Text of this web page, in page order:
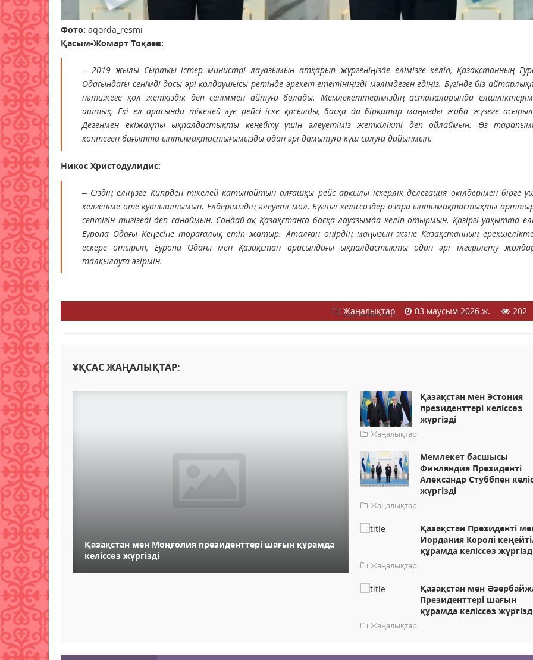
Фото: aqorda_resmi
Қасым-Жомарт Тоқаев:
– 2019 жылы Сыртқы істер министрі лауазымын атқарып жүргеніңізде елімізге келіп, Қазақстанның
Одағындағы сенімді досы әрі қолдаушысы ретінде әрекет ететініңізді мәлімдеген едіңіз. Бүгінде біз
нәтижеге қол жеткіздік деп сеніммен айтуға болады. Мемлекеттеріміздің астаналарында
аштық. Екі ел арасында тікелей әуе рейсі іске қосылды, басқа да бірқатар маңызды жоба жүзеге
Дегенмен екіжақты ықпалдастықты кеңейту үшін әлеуетіміз жеткілікті деп ойлаймын. Өз
көптеген бағытта ынтымақтастығымызды одан әрі дамытуға күш салуға дайынмын.
Никос Христодулидис:
– Сіздің еліңізге Кипрден тікелей қатынайтын алғашқы рейс арқылы іскерлік делегация өкілдерімен бірге
келгеніме өте қуаныштымын. Елдеріміздің әлеуеті мол. Бүгінгі келіссөздер өзара ынтымақтастықты
септігін тигізеді деп санаймын. Сондай-ақ Қазақстанға басқа лауазымда келіп отырмын. Қазіргі уақытта
Еуропа Одағы Кеңесіне төрағалық етіп жатыр. Аталған өңірдің маңызын және Қазақстанның
ескере отырып, Еуропа Одағы мен Қазақстан арасындағы ықпалдастықты одан әрі ілгерілету
талқылауға әзірмін.
Жаңалықтар 03 маусым 2026 ж. 202
ҰҚСАС ЖАҢАЛЫҚТАР:
Қазақстан мен Моңғолия президенттері шағын құрамда
келіссөз жүргізді
Қазақстан мен Эстония
президенттері келіссөз
жүргізді
Жаңалықтар
Мемлекет басшысы
Финляндия Президенті
Александр Стуббпен
жүргізді
Жаңалықтар
Қазақстан Президенті
Иордания Королі
құрамда келіссөз
Жаңалықтар
Қазақстан мен
Президенттері шағын
құрамда келіссөз
Жаңалықтар